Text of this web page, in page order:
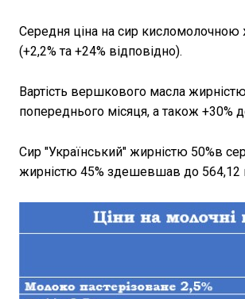
Середня ціна на сир кисломолочною
(+2,2% та +24% відповідно).
Вартість вершкового масла
попереднього місяця, а також +30%
Сир "Український" жирністю 50%в
жирністю 45% здешевшав до 564,12